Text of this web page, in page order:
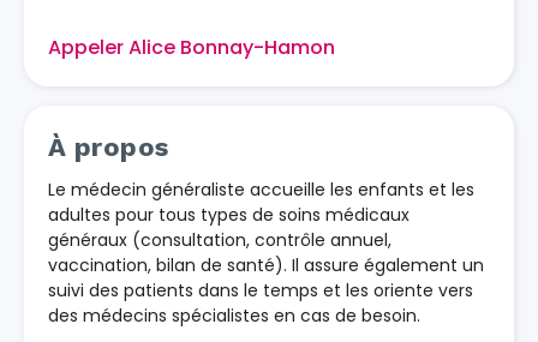
Appeler Alice Bonnay-Hamon
À propos
Le médecin généraliste accueille les enfants et les
adultes pour tous types de soins médicaux
généraux (consultation, contrôle annuel,
vaccination, bilan de santé). Il assure également un
suivi des patients dans le temps et les oriente vers
des médecins spécialistes en cas de besoin.